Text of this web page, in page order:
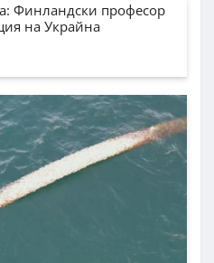
Финландски професор
на Украйна